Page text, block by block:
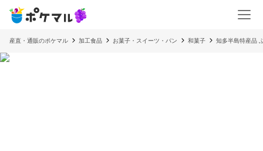
産直・通販のポケマル 加工食品 お菓子・スイーツ・パン 和菓子 知多半島特産品